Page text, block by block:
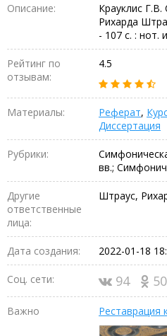
Описание:
Крауклис
Рихарда
- 107 с. : нот.
Рейтинг по
отзывам:
4.5
Материалы: Реферат,
Диссертация
Рубрики:
вв.;
Другие
ответственные
лица:
Штраус,
Дата создания: 2022-01-18
Соц. сети: 94 50
Важно Реставрация